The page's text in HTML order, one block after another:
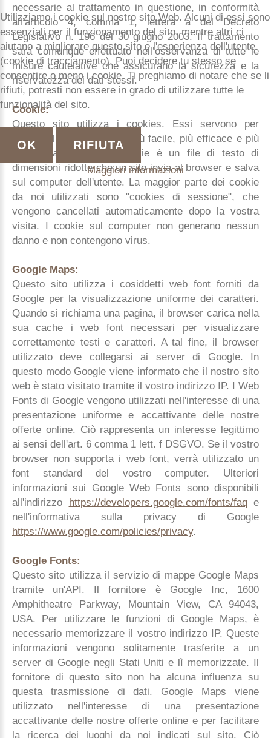
necessarie al trattamento in questione, in conformità
all’articolo 4, comma 1, lettera a del Decreto
Legislativo n. 196 del 30 giugno 2003. Il trattamento
sarà comunque effettuato nell’osservanza di tutte le
misure cautelative che assicurano la sicurezza e la
riservatezza dei dati stessi.
Cookie:
Questo sito utilizza i cookies. Essi servono per
rendere il nostro servizio più facile, più efficace e più
sicuro da usare. Un cookie è un file di testo di
dimensioni ridotte che un sito invia al browser e salva
sul computer dell'utente. La maggior parte dei cookie
da noi utilizzati sono "cookies di sessione", che
vengono cancellati automaticamente dopo la vostra
visita. I cookie sul computer non generano nessun
danno e non contengono virus.
Google Maps:
Questo sito utilizza i cosiddetti web font forniti da
Google per la visualizzazione uniforme dei caratteri.
Quando si richiama una pagina, il browser carica nella
sua cache i web font necessari per visualizzare
correttamente testi e caratteri. A tal fine, il browser
utilizzato deve collegarsi ai server di Google. In
questo modo Google viene informato che il nostro sito
web è stato visitato tramite il vostro indirizzo IP. I Web
Fonts di Google vengono utilizzati nell'interesse di una
presentazione uniforme e accattivante delle nostre
offerte online. Ciò rappresenta un interesse legittimo
ai sensi dell'art. 6 comma 1 lett. f DSGVO. Se il vostro
browser non supporta i web font, verrà utilizzato un
font standard del vostro computer. Ulteriori
informazioni sui Google Web Fonts sono disponibili
all'indirizzo https://developers.google.com/fonts/faqe
nell'informativa sulla privacy di Google
https://www.google.com/policies/privacy.
Google Fonts:
Questo sito utilizza il servizio di mappe Google Maps
tramite un'API. Il fornitore è Google Inc, 1600
Amphitheatre Parkway, Mountain View, CA 94043,
USA. Per utilizzare le funzioni di Google Maps, è
necessario memorizzare il vostro indirizzo IP. Queste
informazioni vengono solitamente trasferite a un
server di Google negli Stati Uniti e lì memorizzate. Il
fornitore di questo sito non ha alcuna influenza su
questa trasmissione di dati. Google Maps viene
utilizzato nell'interesse di una presentazione
accattivante delle nostre offerte online e per facilitare
la ricerca dei luoghi da noi indicati sul sito. Ciò
Utilizziamo i cookie sul nostro sito Web. Alcuni di essi sono
essenziali per il funzionamento del sito, mentre altri ci
aiutano a migliorare questo sito e l'esperienza dell'utente
(cookie di tracciamento). Puoi decidere tu stesso se
consentire o meno i cookie. Ti preghiamo di notare che se li
rifiuti, potresti non essere in grado di utilizzare tutte le
funzionalità del sito.
OK RIFIUTA
Maggiori informazioni